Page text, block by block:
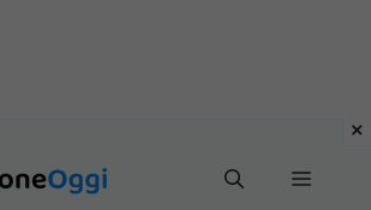
Menu